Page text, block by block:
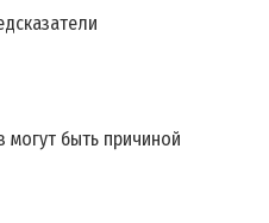
могут быть причиной